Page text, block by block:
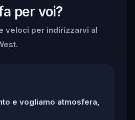
per voi?
veloci per indirizzarvi al
e vogliamo atmosfera,